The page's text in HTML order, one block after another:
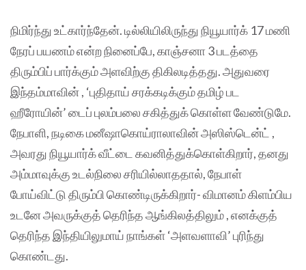
நிமிர்ந்து உட்கார்ந்தேன். டில்லியிலிருந்து நியூயார்க் 17 மணி
நேரப் பயணம் என்ற நினைப்பே, காஞ்சனா 3 படத்தை
திரும்பிப் பார்க்கும் அளவிற்கு திகிலடித்தது. அதுவரை
இந்தம்மாவின் , ‘புதிதாய் சரக்கடிக்கும் தமிழ் பட
ஹீரோயின்’ டைப் புலம்பலை சகித்துக் கொள்ள வேண்டுமே.
நேபாளி, நடிகை மனீஷாகொய்ராலாவின் அஸிஸ்டென்ட் ,
அவரது நியூயார்க் வீட்டை கவனித்துக்கொள்கிறார், தனது
அம்மாவுக்கு உடல்நிலை சரியில்லாததால், நேபாள்
போய்விட்டு திரும்பி கொண்டிருக்கிறார்- விமானம் கிளம்பிய
உடனே அவருக்குத் தெரிந்த ஆங்கிலத்திலும் , எனக்குத்
தெரிந்த இந்தியிலுமாய் நாங்கள் ‘அளவளாவி’ புரிந்து
கொண்டது.